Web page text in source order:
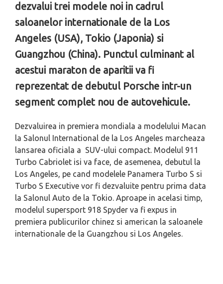
dezvalui trei modele noi in cadrul
saloanelor internationale de la Los
Angeles (USA), Tokio (Japonia) si
Guangzhou (China). Punctul culminant al
acestui maraton de aparitii va fi
reprezentat de debutul Porsche intr-un
segment complet nou de autovehicule.
Dezvaluirea in premiera mondiala a modelului Macan
la Salonul International de la Los Angeles marcheaza
lansarea oficiala a SUV-ului compact. Modelul 911
Turbo Cabriolet isi va face, de asemenea, debutul la
Los Angeles, pe cand modelele Panamera Turbo S si
Turbo S Executive vor fi dezvaluite pentru prima data
la Salonul Auto de la Tokio. Aproape in acelasi timp,
modelul supersport 918 Spyder va fi expus in
premiera publicurilor chinez si american la saloanele
internationale de la Guangzhou si Los Angeles.